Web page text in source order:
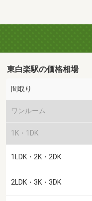
東白楽駅の価格相場
間取り
ワンルーム
1K・1DK
1LDK・2K・2DK
2LDK・3K・3DK